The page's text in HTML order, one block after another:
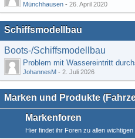
Münchhausen - 26. April 2020
Schiffsmodellbau
Boots-/Schiffsmodellbau
Problem mit Wassereintritt
JohannesM - 2. Juli 2026
Marken und Produkte
Markenforen
Hier findet ihr Foren zu allen